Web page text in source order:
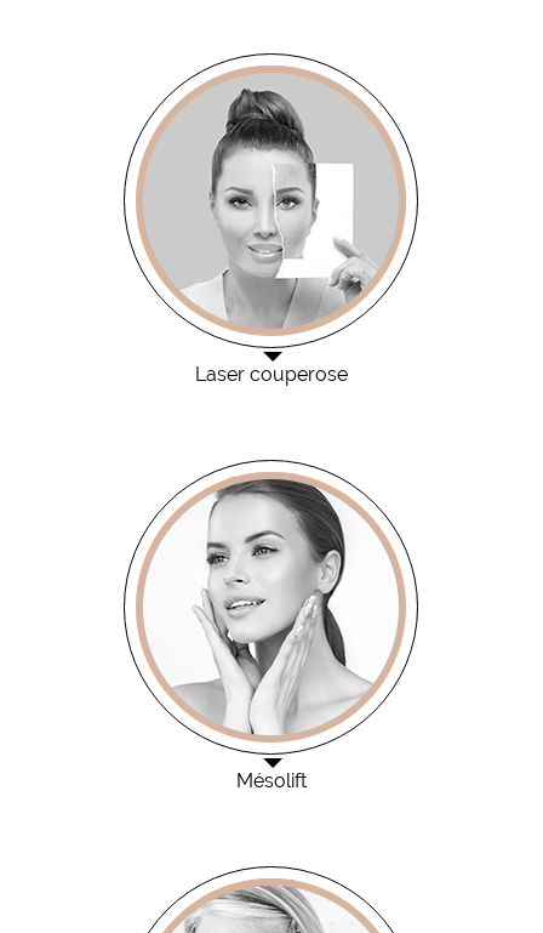
Laser couperose
Mésolift